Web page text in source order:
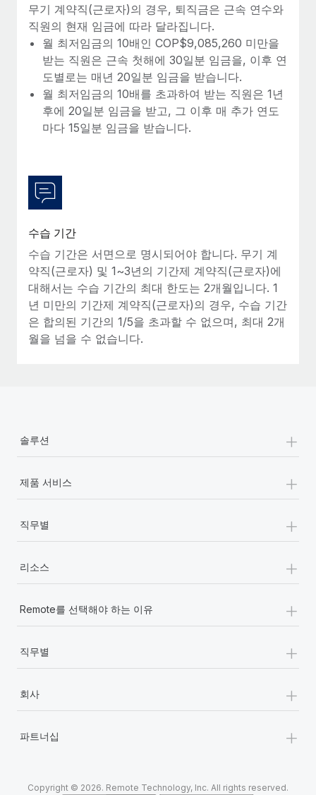
무기 계약직(근로자)의 경우, 퇴직금은 근속 연수와
직원의 현재 임금에 따라 달라집니다.
월 최저임금의 10배인 COP$9,085,260 미만을
받는 직원은 근속 첫해에 30일분 임금을, 이후 연
도별로는 매년 20일분 임금을 받습니다.
월 최저임금의 10배를 초과하여 받는 직원은 1년
후에 20일분 임금을 받고, 그 이후 매 추가 연도
마다 15일분 임금을 받습니다.
수습 기간
수습 기간은 서면으로 명시되어야 합니다. 무기 계
약직(근로자) 및 1~3년의 기간제 계약직(근로자)에
대해서는 수습 기간의 최대 한도는 2개월입니다. 1
년 미만의 기간제 계약직(근로자)의 경우, 수습 기간
은 합의된 기간의 1/5을 초과할 수 없으며, 최대 2개
월을 넘을 수 없습니다.
솔루션 +
제품 서비스 +
직무별 +
리소스 +
Remote를 선택해야 하는 이유 +
직무별 +
회사 +
파트너십 +
Copyright © 2026. Remote Technology, Inc. All rights reserved.